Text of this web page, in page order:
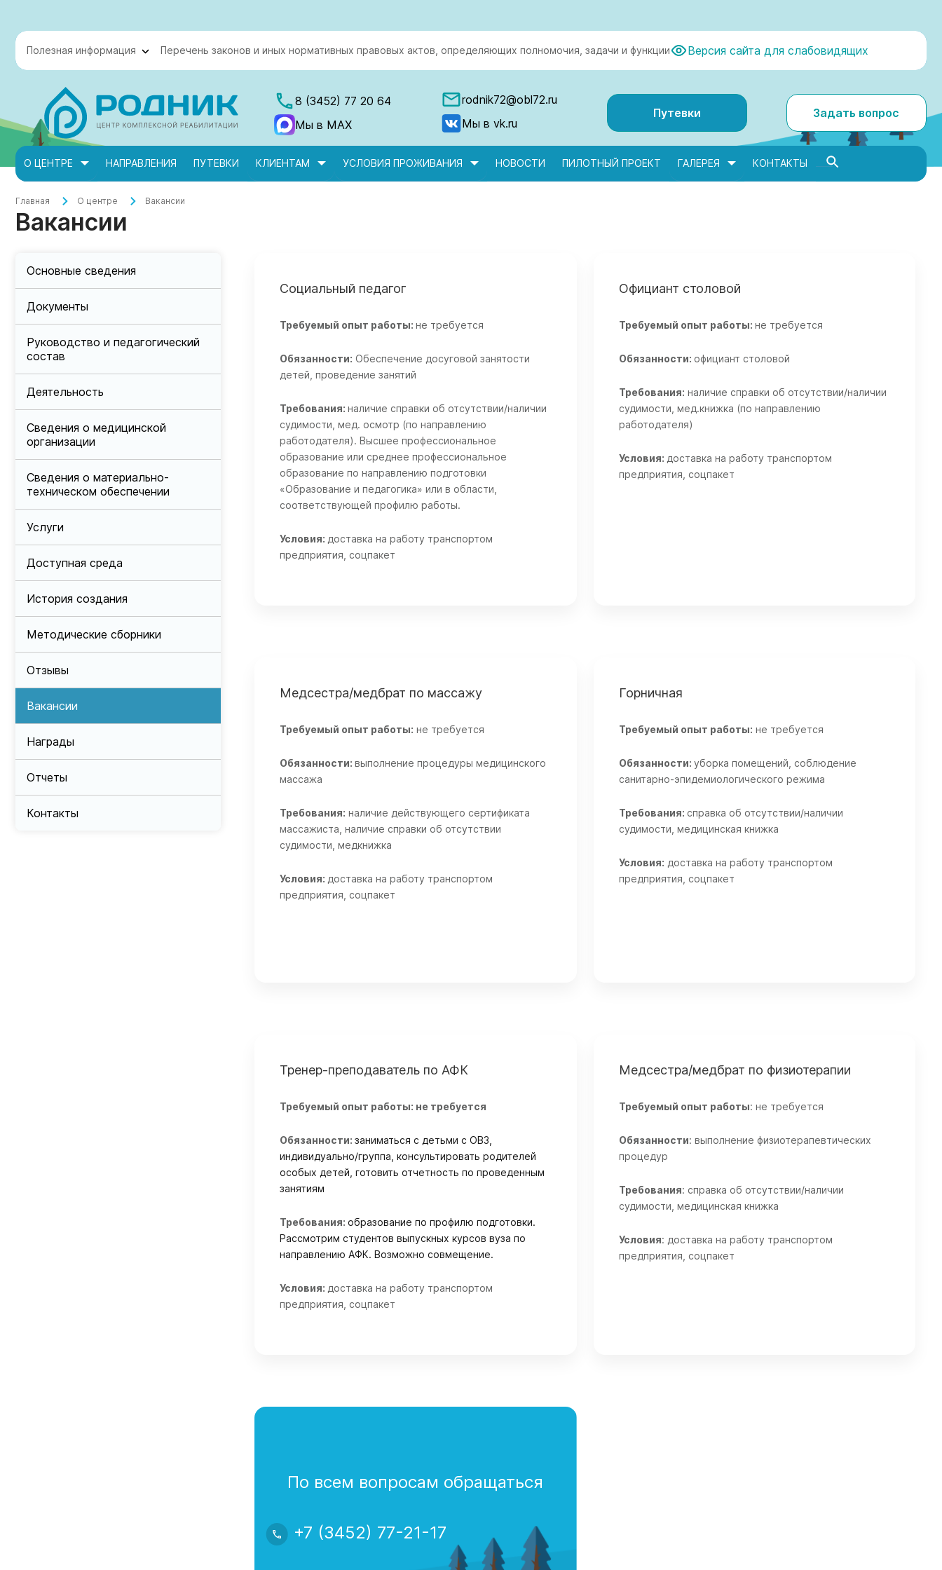
Полезная информация Перечень законов и иных нормативных правовых актов, определяющих полномочия, задачи и функции Версия сайта для слабовидящих
8 (3452) 77 20 64
Мы в MAX
rodnik72@obl72.ru
Мы в vk.ru
Путевки Задать вопрос
О ЦЕНТРЕ НАПРАВЛЕНИЯ ПУТЕВКИ КЛИЕНТАМ УСЛОВИЯ ПРОЖИВАНИЯ НОВОСТИ ПИЛОТНЫЙ ПРОЕКТ ГАЛЕРЕЯ КОНТАКТЫ
Главная О центре Вакансии
Вакансии
Основные сведения
Документы
Руководство и педагогический
состав
Деятельность
Сведения о медицинской
организации
Сведения о материально-
техническом обеспечении
Услуги
Доступная среда
История создания
Методические сборники
Отзывы
Вакансии
Награды
Отчеты
Контакты
Социальный педагог
Требуемый опыт работы: не требуется
Обязанности: Обеспечение досуговой занятости
детей, проведение занятий
Требования: наличие справки об отсутствии/наличии
судимости, мед. осмотр (по направлению
работодателя). Высшее профессиональное
образование или среднее профессиональное
образование по направлению подготовки
«Образование и педагогика» или в области,
соответствующей профилю работы.
Условия: доставка на работу транспортом
предприятия, соцпакет
Официант столовой
Требуемый опыт работы: не требуется
Обязанности: официант столовой
Требования: наличие справки об отсутствии/наличии
судимости, мед.книжка (по направлению
работодателя)
Условия: доставка на работу транспортом
предприятия, соцпакет
Медсестра/медбрат по массажу
Требуемый опыт работы: не требуется
Обязанности: выполнение процедуры медицинского
массажа
Требования: наличие действующего сертификата
массажиста, наличие справки об отсутствии
судимости, медкнижка
Условия: доставка на работу транспортом
предприятия, соцпакет
Горничная
Требуемый опыт работы: не требуется
Обязанности: уборка помещений, соблюдение
санитарно-эпидемиологического режима
Требования: справка об отсутствии/наличии
судимости, медицинская книжка
Условия: доставка на работу транспортом
предприятия, соцпакет
Тренер-преподаватель по АФК
Требуемый опыт работы: не требуется
Обязанности: заниматься с детьми с ОВЗ,
индивидуально/группа, консультировать родителей
особых детей, готовить отчетность по проведенным
занятиям
Требования: образование по профилю подготовки.
Рассмотрим студентов выпускных курсов вуза по
направлению АФК. Возможно совмещение.
Условия: доставка на работу транспортом
предприятия, соцпакет
Медсестра/медбрат по физиотерапии
Требуемый опыт работы: не требуется
Обязанности: выполнение физиотерапевтических
процедур
Требования: справка об отсутствии/наличии
судимости, медицинская книжка
Условия: доставка на работу транспортом
предприятия, соцпакет
По всем вопросам обращаться
+7 (3452) 77-21-17